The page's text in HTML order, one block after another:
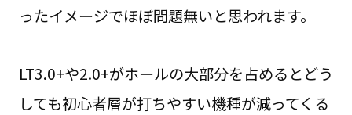
ったイメージでほぼ問題無いと思われます。
LT3.0+や2.0+がホールの大部分を占めるとどう
しても初心者層が打ちやすい機種が減ってくる